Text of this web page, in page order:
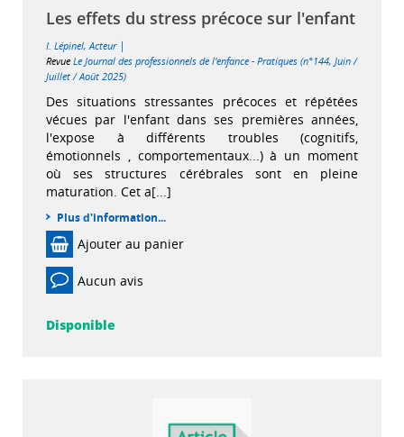
Les effets du stress précoce sur l'enfant
I. Lépinel, Acteur |
Revue Le Journal des professionnels de l'enfance - Pratiques (n°144, Juin /
Juillet / Août 2025)
Des situations stressantes précoces et répétées
vécues par l'enfant dans ses premières années,
l'expose à différents troubles (cognitifs,
émotionnels , comportementaux...) à un moment
où ses structures cérébrales sont en pleine
maturation. Cet a[...]
Plus d'information...
Ajouter au panier
Aucun avis
Disponible